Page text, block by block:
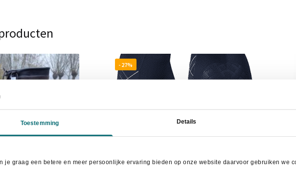
Toestemming Details
je graag een betere en meer persoonlijke ervaring bieden op onze website daarvoor gebruiken we
- 27%